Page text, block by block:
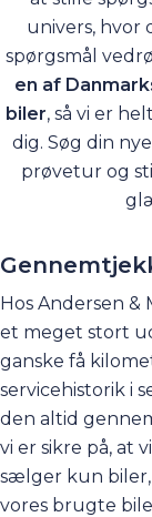
univers, hvor
spørgsmål
en af
biler, så vi er
dig. Søg din
prøvetur og
Hos Andersen
et meget stort
ganske få
servicehistorik i
den altid
vi er sikre på, at
sælger kun biler,
vores brugte